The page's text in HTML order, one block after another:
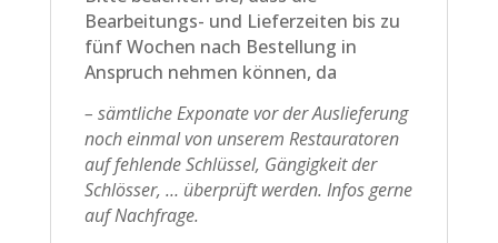
Bearbeitungs- und Lieferzeiten bis zu
fünf Wochen nach Bestellung in
Anspruch nehmen können, da
– sämtliche Exponate vor der Auslieferung
noch einmal von unserem Restauratoren
auf fehlende Schlüssel, Gängigkeit der
Schlösser, … überprüft werden. Infos gerne
auf Nachfrage.